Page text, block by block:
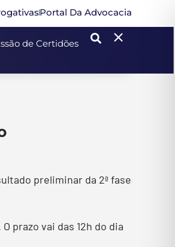
Portal Da Advocacia
de Certidões
preliminar da 2ª fase
prazo vai das 12h do dia